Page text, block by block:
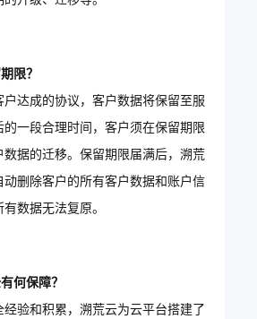
限？
户达成的协议，客户数据将保留至服
的一段合理时间，客户须在保留期限
数据的迁移。保留期限届满后，溯荒
动删除客户的所有客户数据和账户信
数据无法复原。
何保障？
经验和积累，溯荒云为云平台搭建了